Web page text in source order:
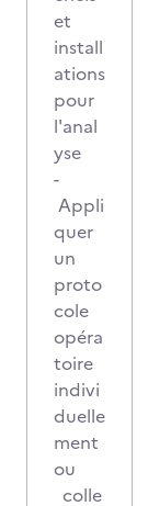
et
install
ations
pour
l'anal
yse
-
Appli
quer
un
proto
cole
opéra
toire
indivi
duelle
ment
ou
colle